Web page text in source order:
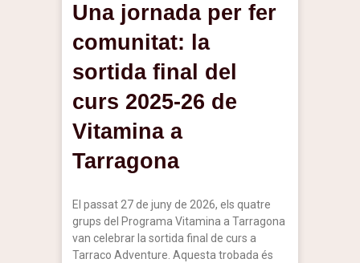
Una jornada per fer
comunitat: la
sortida final del
curs 2025-26 de
Vitamina a
Tarragona
El passat 27 de juny de 2026, els quatre
grups del Programa Vitamina a Tarragona
van celebrar la sortida final de curs a
Tarraco Adventure. Aquesta trobada és